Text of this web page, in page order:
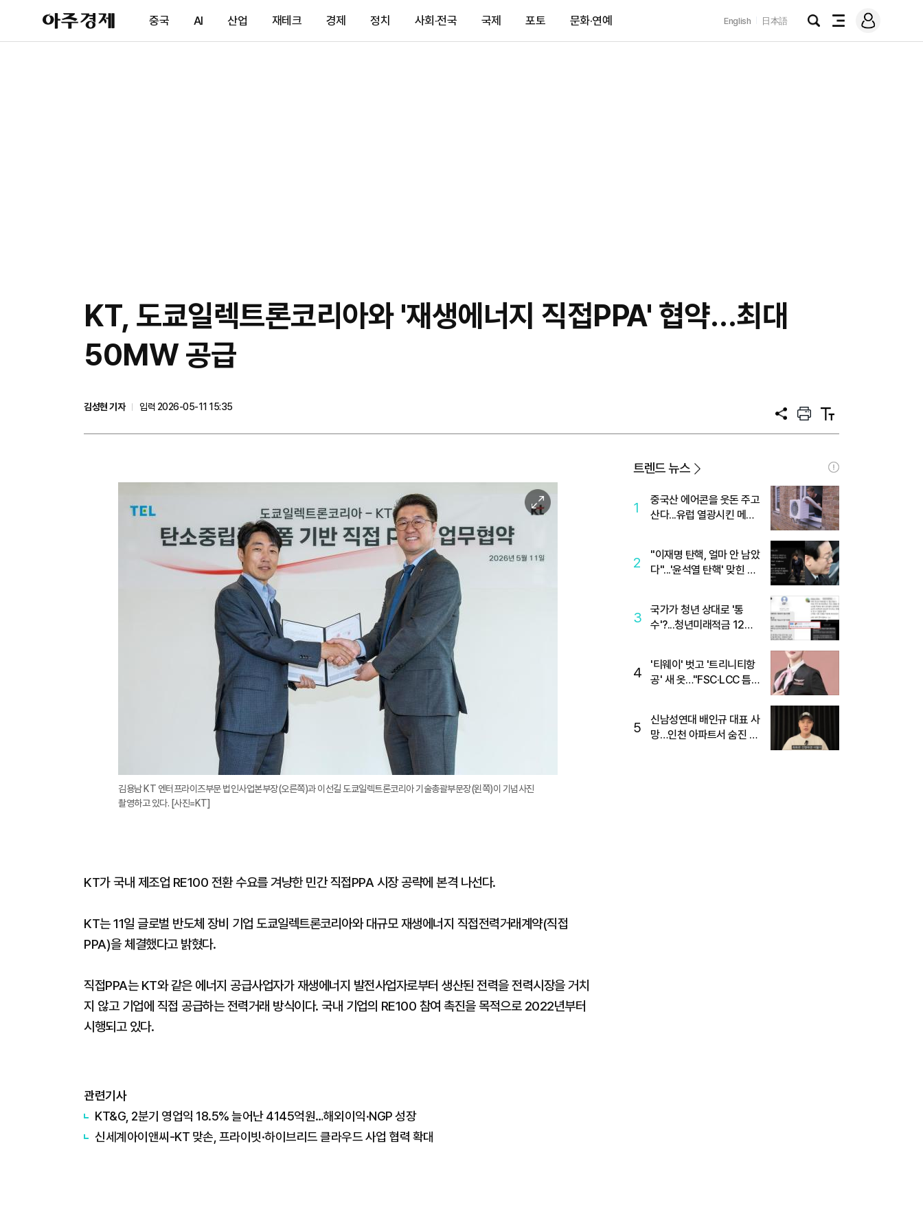
아
주
제
중국 AI 산업 재테크 경제 정치 사회·전국 국제 포토 문화·연예 English 日本語
검
전
메
그
KT, 도쿄일렉트론코리아와 '재생에너지 직접PPA' 협약…최대
50MW 공급
김성현 기자
입력 2026-05-11 15:35
공
프
트
텍
트
이
미
확
김용남 KT 엔터프라이즈부문 법인사업본부장(오른쪽)과 이선길 도쿄일렉트론코리아 기술총괄부문장(왼쪽)이 기념사진
촬영하고 있다. [사진=KT]
KT가 국내 제조업 RE100 전환 수요를 겨냥한 민간 직접PPA 시장 공략에 본격 나선다.
KT는 11일 글로벌 반도체 장비 기업 도쿄일렉트론코리아와 대규모 재생에너지 직접전력거래계약(직접
PPA)을 체결했다고 밝혔다.
직접PPA는 KT와 같은 에너지 공급사업자가 재생에너지 발전사업자로부터 생산된 전력을 전력시장을 거치
지 않고 기업에 직접 공급하는 전력거래 방식이다. 국내 기업의 RE100 참여 촉진을 목적으로 2022년부터
시행되고 있다.
관련기사
KT&G, 2분기 영업익 18.5% 늘어난 4145억원…해외이익·NGP 성장
신세계아이앤씨-KT 맞손, 프라이빗·하이브리드 클라우드 사업 협력 확대
트렌드 뉴스
1
중국산 에어콘을 웃돈 주고
산다...유럽 열광시킨 메이
2
"이재명 탄핵, 얼마 안 남았
다"...'윤석열 탄핵' 맞힌 무
3
국가가 청년 상대로 '통
수'?...청년미래적금 12%
4
'티웨이' 벗고 '트리니티항
공' 새 옷…"FSC·LCC 틈
5
신남성연대 배인규 대표 사
망…인천 아파트서 숨진 채